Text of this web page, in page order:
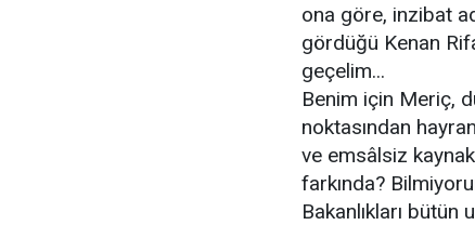
ona göre, inzibat
gördüğü Kenan
geçelim...
Benim için Meriç,
noktasından
ve emsâlsiz
farkında?
Bakanlıkları